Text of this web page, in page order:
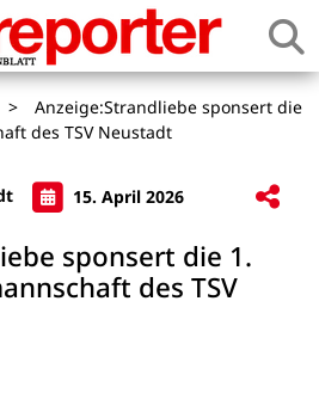
>
Anzeige:Strandliebe sponsert die
des TSV Neustadt
15. April 2026
sponsert die 1.
des TSV